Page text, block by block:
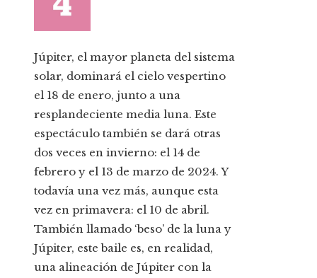
Júpiter, el mayor planeta del sistema
solar, dominará el cielo vespertino
el 18 de enero, junto a una
resplandeciente media luna. Este
espectáculo también se dará otras
dos veces en invierno: el 14 de
febrero y el 13 de marzo de 2024. Y
todavía una vez más, aunque esta
vez en primavera: el 10 de abril.
También llamado ‘beso’ de la luna y
Júpiter, este baile es, en realidad,
una alineación de Júpiter con la